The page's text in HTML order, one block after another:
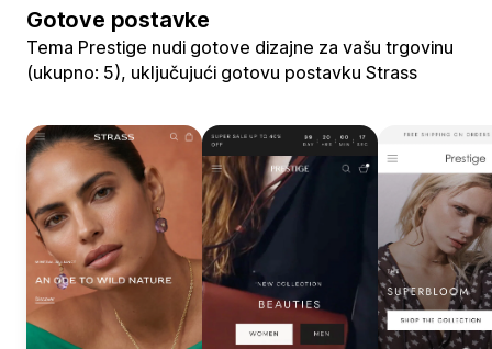
Gotove postavke
Tema Prestige nudi gotove dizajne za vašu trgovinu
(ukupno: 5), uključujući gotovu postavku Strass